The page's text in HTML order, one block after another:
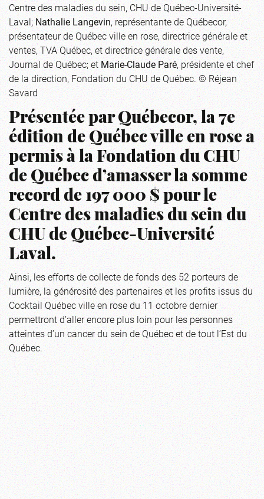
Centre des maladies du sein, CHU de Québec-Université-
Laval;Nathalie Langevin, représentante de Québecor,
présentateur de Québec ville en rose, directrice générale et
ventes, TVA Québec, et directrice générale des vente,
Journal de Québec; etMarie-Claude Paré, présidente et chef
de la direction, Fondation du CHU de Québec. © Réjean
Savard
Présentée par Québecor, la 7e
édition de Québec ville en rose a
permis à la Fondation du CHU
de Québec d’amasser la somme
record de 197 000 $ pour le
Centre des maladies du sein du
CHU de Québec-Université
Laval.
Ainsi, les efforts de collecte de fonds des 52 porteurs de
lumière, la générosité des partenaires et les profits issus du
Cocktail Québec ville en rose du 11 octobre dernier
permettront d’aller encore plus loin pour les personnes
atteintes d’un cancer du sein de Québec et de tout l’Est du
Québec.